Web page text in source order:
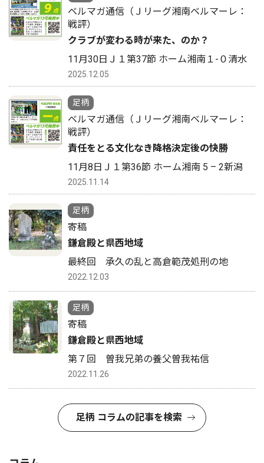
ベルマガ通信（Ｊリーグ湘南ベルマーレ：
戦評）
クラブが変わる時が来た、のか？
11月30日Ｊ１第37節 ホーム湘南１-０清水
2025.12.05
足柄
ベルマガ通信（Ｊリーグ湘南ベルマーレ：
戦評）
責任をとる文化なき降格決定後の快勝
11月8日Ｊ１第36節 ホーム湘南 5 – 2新潟
2025.11.14
足柄
寄稿
鎌倉殿と県西地域
最終回 承久の乱と高倉範茂処刑の地
2022.12.03
足柄
寄稿
鎌倉殿と県西地域
第７回 曽我兄弟の養父曽我祐信
2022.11.26
足柄 コラムの記事を検索